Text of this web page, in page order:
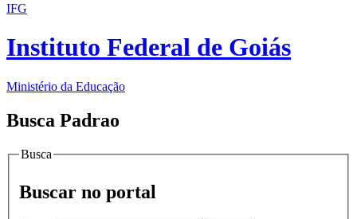
IFG
Instituto Federal de Goiás
Ministério da Educação
Busca Padrao
Busca
Buscar no portal